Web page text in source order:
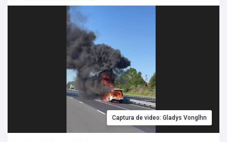
Captura de video: Gladys Vonglhn